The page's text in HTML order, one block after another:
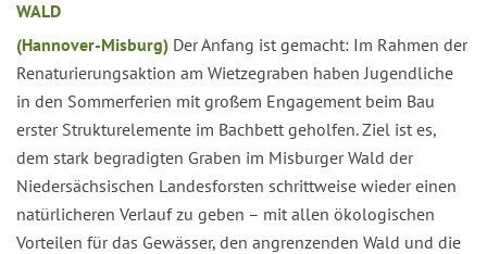
WALD
(Hannover-Misburg) Der Anfang ist gemacht: Im Rahmen der
Renaturierungsaktion am Wietzegraben haben Jugendliche
in den Sommerferien mit großem Engagement beim Bau
erster Strukturelemente im Bachbett geholfen. Ziel ist es,
dem stark begradigten Graben im Misburger Wald der
Niedersächsischen Landesforsten schrittweise wieder einen
natürlicheren Verlauf zu geben – mit allen ökologischen
Vorteilen für das Gewässer, den angrenzenden Wald und die